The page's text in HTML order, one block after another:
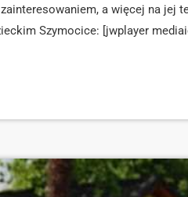
a więcej na jej
Szymocice: [jwplayer
biorące udział w koloniach: